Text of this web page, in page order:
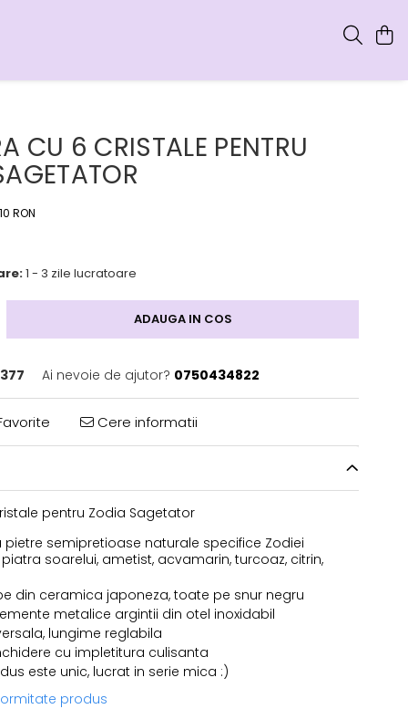
CU 6 CRISTALE PENTRU
RON
1 - 3 zile lucratoare
ADAUGA IN COS
Ai nevoie de ajutor? 0750434822
Cere informatii
pentru Zodia Sagetator
pietre semipretioase naturale specifice Zodiei
soarelui, ametist, acvamarin, turcoaz, citrin,
din ceramica japoneza, toate pe snur negru
metalice argintii din otel inoxidabil
lungime reglabila
cu impletitura culisanta
este unic, lucrat in serie mica :)
produs